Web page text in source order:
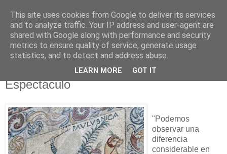
NO SPORT
¡Abajo el deporte!
jueves, 9 de julio de 2009
Espectáculo
"Podemos
observar una
diferencia
considerable en
This site uses cookies from Google to deliver its services
and to analyze traffic. Your IP address and user-agent are
shared with Google along with performance and security
metrics to ensure quality of service, generate usage
statistics, and to detect and address abuse.
LEARN MORE GOT IT